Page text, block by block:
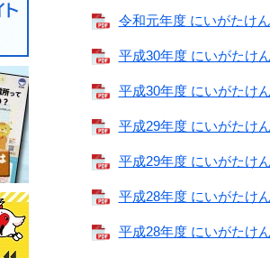
令和元年度 にいがたけ
平成30年度 にいがたけ
平成30年度 にいがたけ
平成29年度 にいがたけ
平成29年度 にいがたけ
平成28年度 にいがたけ
平成28年度 にいがたけ